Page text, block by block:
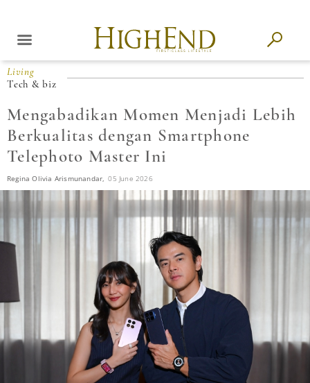
Living
Tech & biz
Mengabadikan Momen Menjadi Lebih
Berkualitas dengan Smartphone
Telephoto Master Ini
Regina Olivia Arismunandar, 05 June 2026